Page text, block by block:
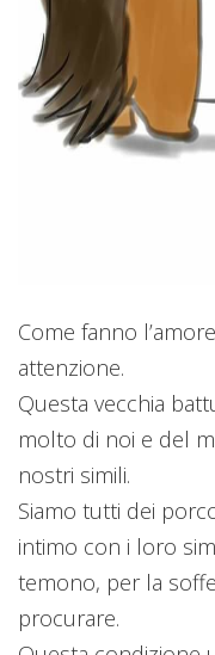
Come fanno
attenzione.
Questa vecchia
molto di noi e del
nostri simili.
Siamo tutti dei
intimo con i loro
temono, per la
procurare.